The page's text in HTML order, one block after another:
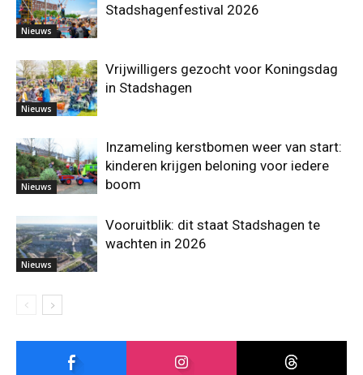
Nieuws
Stadshagenfestival 2026
Nieuws
Vrijwilligers gezocht voor Koningsdag
in Stadshagen
Nieuws
Inzameling kerstbomen weer van start:
kinderen krijgen beloning voor iedere
boom
Nieuws
Vooruitblik: dit staat Stadshagen te
wachten in 2026